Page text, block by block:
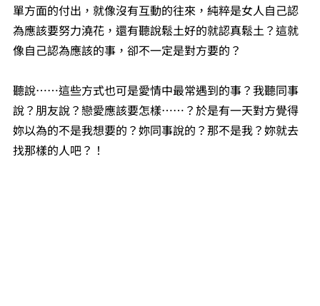
單方面的付出，就像沒有互動的往來，純粹是女人自己認
為應該要努力澆花，還有聽說鬆土好的就認真鬆土？這就
像自己認為應該的事，卻不一定是對方要的？
聽說⋯⋯這些方式也可是愛情中最常遇到的事？我聽同事
說？朋友說？戀愛應該要怎樣⋯⋯？於是有一天對方覺得
妳以為的不是我想要的？妳同事說的？那不是我？妳就去
找那樣的人吧？！